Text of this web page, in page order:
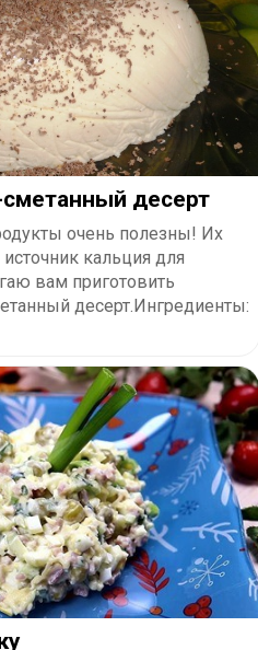
десерт
очень полезны! Их
кальция для
вам приготовить
десерт.Ингредиенты: